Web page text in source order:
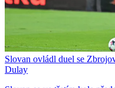
Slovan ovládl duel se
Dulay